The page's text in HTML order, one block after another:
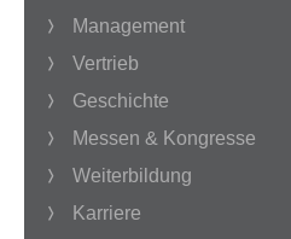
Management
Vertrieb
Geschichte
Messen & Kongresse
Weiterbildung
Karriere